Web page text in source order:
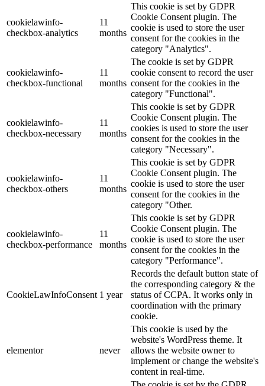
cookielawinfo-
checkbox-analytics
11
months
This cookie is set by GDPR
Cookie Consent plugin. The
cookie is used to store the user
consent for the cookies in the
category "Analytics".
cookielawinfo-
checkbox-functional
11
months
The cookie is set by GDPR
cookie consent to record the user
consent for the cookies in the
category "Functional".
cookielawinfo-
checkbox-necessary
11
months
This cookie is set by GDPR
Cookie Consent plugin. The
cookies is used to store the user
consent for the cookies in the
category "Necessary".
cookielawinfo-
checkbox-others
11
months
This cookie is set by GDPR
Cookie Consent plugin. The
cookie is used to store the user
consent for the cookies in the
category "Other.
cookielawinfo-
checkbox-performance
11
months
This cookie is set by GDPR
Cookie Consent plugin. The
cookie is used to store the user
consent for the cookies in the
category "Performance".
CookieLawInfoConsent 1 year
Records the default button state of
the corresponding category & the
status of CCPA. It works only in
coordination with the primary
cookie.
elementor never
This cookie is used by the
website's WordPress theme. It
allows the website owner to
implement or change the website's
content in real-time.